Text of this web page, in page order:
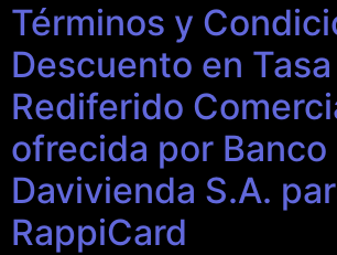
Términos y
Descuento en
Rediferido
ofrecida por Banco
Davivienda S.A.
RappiCard